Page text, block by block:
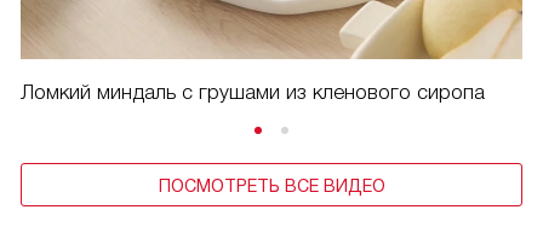
Ломкий миндаль с грушами из кленового сиропа
ПОСМОТРЕТЬ ВСЕ ВИДЕО